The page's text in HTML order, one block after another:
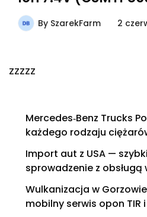
By SzarekFarm 2
zzzzz
Mercedes‑Benz Trucks
każdego rodzaju
Import aut z USA —
sprowadzenie z obsługą
Wulkanizacja w
mobilny serwis opon TIR